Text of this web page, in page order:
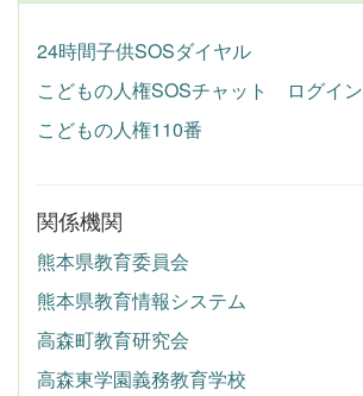
24時間子供SOSダイヤル
こどもの人権SOSチャット ログイン
こどもの人権110番
関係機関
熊本県教育委員会
熊本県教育情報システム
高森町教育研究会
高森東学園義務教育学校